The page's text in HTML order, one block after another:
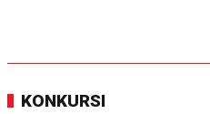
KONKURSI